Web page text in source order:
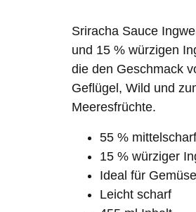
Sriracha Sauce
und 15 % würzigen
die den Geschmack
Geflügel, Wild und
Meeresfrüchte.
55 %
15 % würziger
Ideal für
Leicht scharf